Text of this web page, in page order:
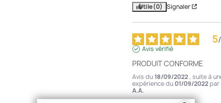
Utile(0) Signaler
5/
Avis vérifié
PRODUIT CONFORME
Avis du18/09/2022, suite à
expérience du 01/09/2022 par
A.A.